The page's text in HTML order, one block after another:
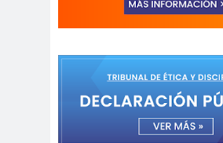
Municipal.Radio Calama
censur
a
Centro Arte
Alameda
Chico
Chile
chileno
s